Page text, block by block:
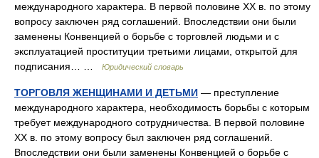
международного характера. В первой половине XX в. по этому
вопросу заключен ряд соглашений. Впоследствии они были
заменены Конвенцией о борьбе с торговлей людьми и с
эксплуатацией проституции третьими лицами, открытой для
подписания… …
Юридический словарь
ТОРГОВЛЯ ЖЕНЩИНАМИ И ДЕТЬМИ — преступление
международного характера, необходимость борьбы с которым
требует международного сотрудничества. В первой половине
XX в. по этому вопросу был заключен ряд соглашений.
Впоследствии они были заменены Конвенцией о борьбе с